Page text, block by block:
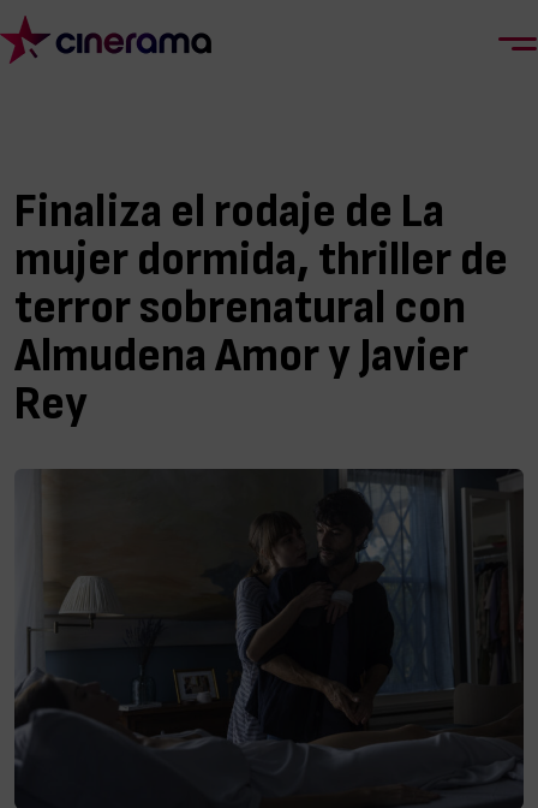
Finaliza el rodaje de La
mujer dormida, thriller de
terror sobrenatural con
Almudena Amor y Javier
Rey